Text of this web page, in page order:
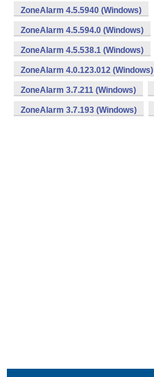
ZoneAlarm 4.5.5940 (Windows)
ZoneAlarm 4.5.594.0 (Windows)
ZoneAlarm 4.5.538.1 (Windows)
ZoneAlarm 4.0.123.012 (Windows)
ZoneAlarm 3.7.211 (Windows)
ZoneAlarm 3.7.193 (Windows)